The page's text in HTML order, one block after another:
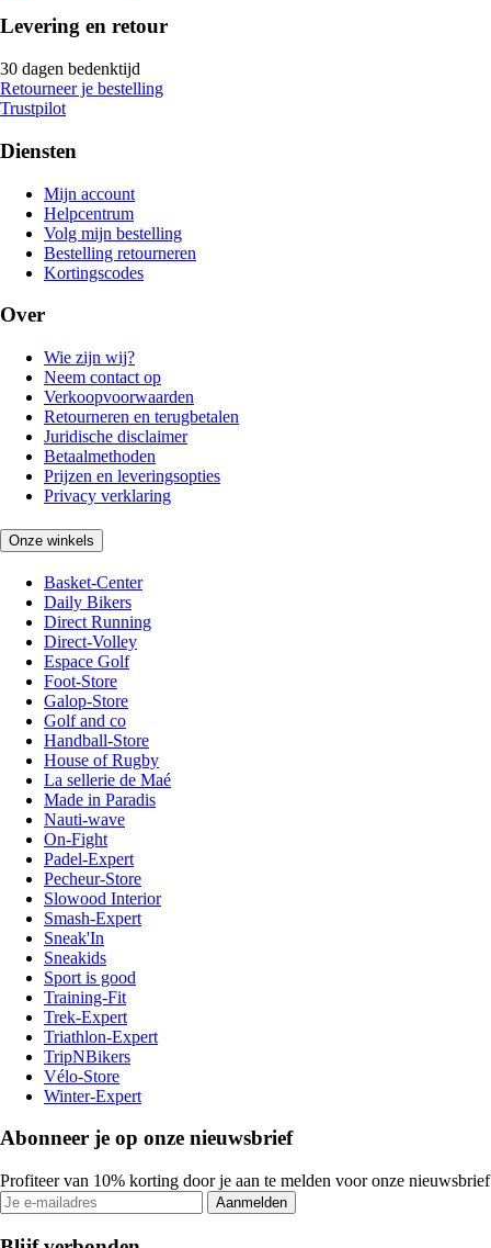
Levering en retour
30 dagen bedenktijd
Retourneer je bestelling
Trustpilot
Diensten
Mijn account
Helpcentrum
Volg mijn bestelling
Bestelling retourneren
Kortingscodes
Over
Wie zijn wij?
Neem contact op
Verkoopvoorwaarden
Retourneren en terugbetalen
Juridische disclaimer
Betaalmethoden
Prijzen en leveringsopties
Privacy verklaring
Onze winkels
Basket-Center
Daily Bikers
Direct Running
Direct-Volley
Espace Golf
Foot-Store
Galop-Store
Golf and co
Handball-Store
House of Rugby
La sellerie de Maé
Made in Paradis
Nauti-wave
On-Fight
Padel-Expert
Pecheur-Store
Slowood Interior
Smash-Expert
Sneak'In
Sneakids
Sport is good
Training-Fit
Trek-Expert
Triathlon-Expert
TripNBikers
Vélo-Store
Winter-Expert
Abonneer je op onze nieuwsbrief
Profiteer van 10% korting door je aan te melden voor onze nieuwsbrief
Aanmelden